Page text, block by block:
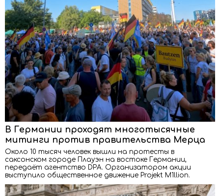
В Германии проходят многотысячные
митинги против правительства Мерца
Около 10 тысяч человек вышли на протесты в
саксонском городе Плауэн на востоке Германии,
передаёт агентство DPA. Организатором акции
выступило общественное движение Projekt M1llion.